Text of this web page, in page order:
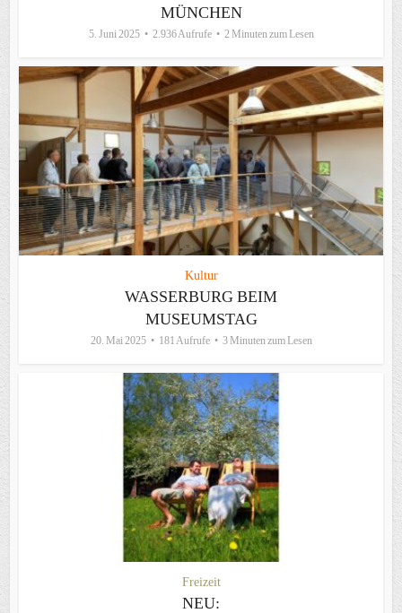
MÜNCHEN
5. Juni 2025 2.936 Aufrufe 2 Minuten zum Lesen
Kultur
WASSERBURG BEIM
MUSEUMSTAG
20. Mai 2025 181 Aufrufe 3 Minuten zum Lesen
Freizeit
NEU: